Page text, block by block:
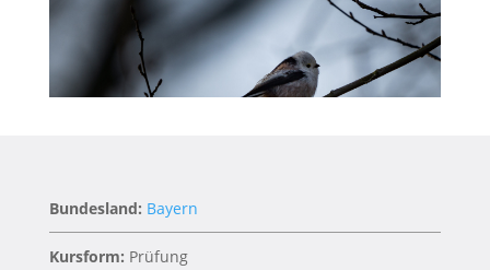
Bundesland: Bayern
Kursform: Prüfung